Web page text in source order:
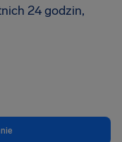
24 godzin,